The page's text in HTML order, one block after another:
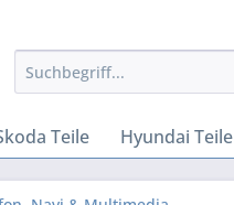
Teile Hyundai Teile